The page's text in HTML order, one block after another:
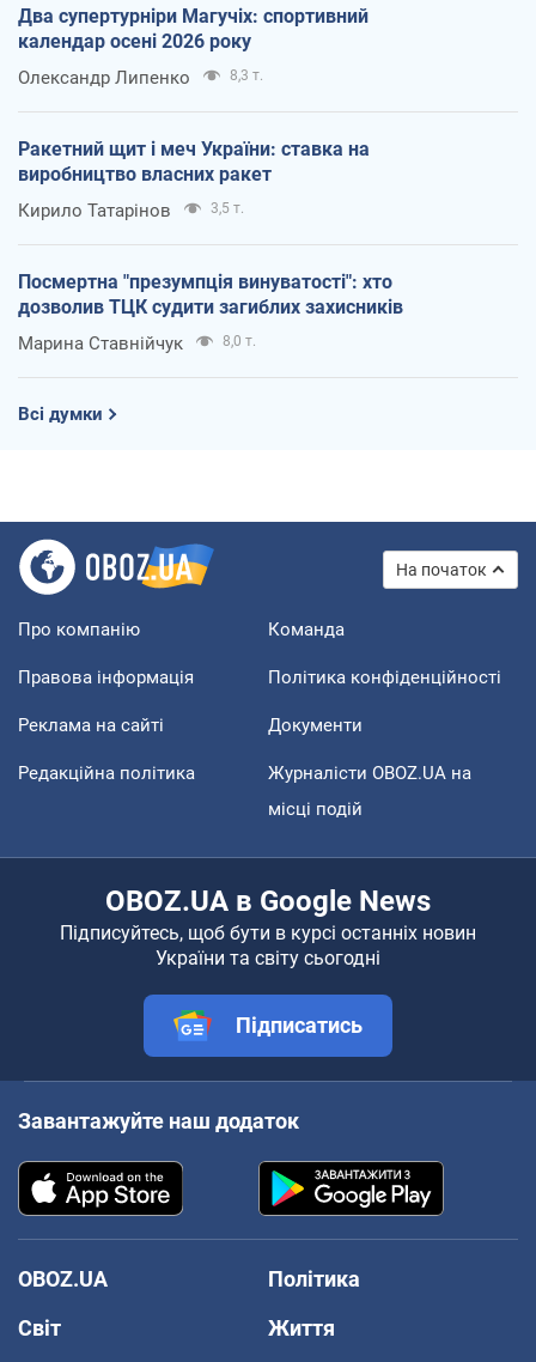
Два супертурніри Магучіх: спортивний
календар осені 2026 року
Олександр Липенко 8,3 т.
Ракетний щит і меч України: ставка на
виробництво власних ракет
Кирило Татарінов 3,5 т.
Посмертна "презумпція винуватості": хто
дозволив ТЦК судити загиблих захисників
Марина Ставнійчук 8,0 т.
Всі думки
На початок
Про компанію Команда
Правова інформація Політика конфіденційності
Реклама на сайті Документи
Редакційна політика
Журналісти OBOZ.UA на
місці подій
OBOZ.UA в Google News
Підписуйтесь, щоб бути в курсі останніх новин
України та світу сьогодні
Підписатись
Завантажуйте наш додаток
OBOZ.UA
Політика
Світ
Життя